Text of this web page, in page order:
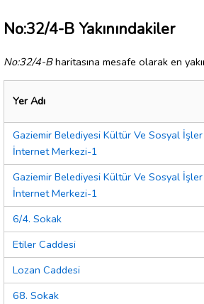
No:32/4-B Yakınındakiler
No:32/4-Bharitasına mesafe olarak en
Yer Adı
Gaziemir Belediyesi Kültür Ve Sosyal İşler
İnternet Merkezi-1
Gaziemir Belediyesi Kültür Ve Sosyal İşler
İnternet Merkezi-1
6/4. Sokak
Etiler Caddesi
Lozan Caddesi
68. Sokak